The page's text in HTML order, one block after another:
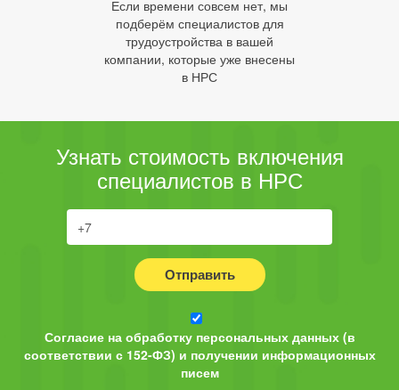
Если времени совсем нет, мы
подберём специалистов для
трудоустройства в вашей
компании, которые уже внесены
в НРС
Узнать стоимость включения
специалистов в НРС
Отправить
Согласие на обработку персональных данных (в
соответствии с 152-ФЗ) и получении информационных
писем